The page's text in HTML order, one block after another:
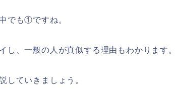
でも①ですね。
し、一般の人が真似する理由もわかります。
していきましょう。